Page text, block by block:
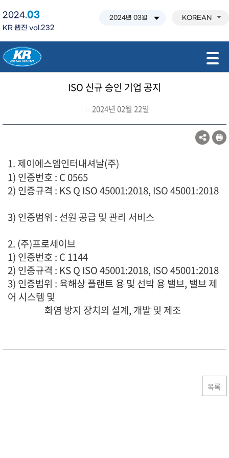
2024.03
KR 웹진 vol.232
KOREAN
ISO 신규 승인 기업 공지
2024년 02월 22일
1. 제이에스엠인터내셔날(주)
1) 인증번호 : C 0565
2) 인증규격 : KS Q ISO 45001:2018, ISO 45001:2018
3) 인증범위 : 선원 공급 및 관리 서비스
2. (주)프로세이브
1) 인증번호 : C 1144
2) 인증규격 : KS Q ISO 45001:2018, ISO 45001:2018
3) 인증범위 : 육해상 플랜트 용 및 선박 용 밸브, 밸브 제
어 시스템 및
화염 방지 장치의 설계, 개발 및 제조
목록